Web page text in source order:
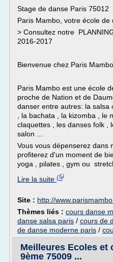
Stage de danse Paris 75012
Paris Mambo, votre école
> Consultez notre
2016-2017
Bienvenue chez Paris
Paris Mambo est une école
proche de Nation et de
danser entre autres: la salsa
, la bachata , la kizomba , le
claquettes , les danses folk ,
salon ...
Vous vous dépenserez dans
profiterez d'un moment de
yoga , pilates , gym ou
Lire la suite
Site : http://
Thèmes liés : cours danse
danse salsa paris / cours de
de danse moderne paris /
Meilleures Ecoles et
9ème 75009 ...